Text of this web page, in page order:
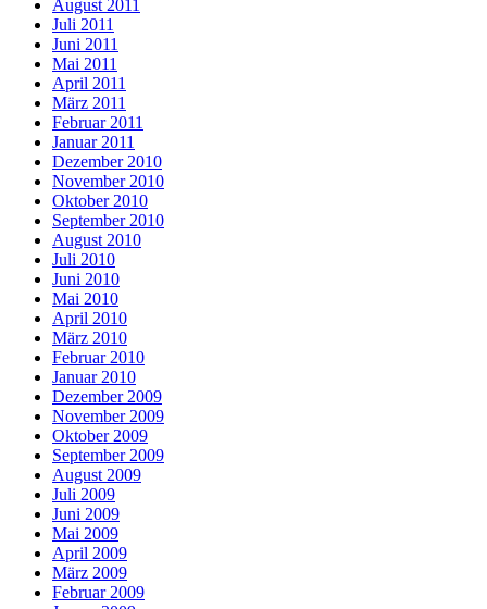
August 2011
Juli 2011
Juni 2011
Mai 2011
April 2011
März 2011
Februar 2011
Januar 2011
Dezember 2010
November 2010
Oktober 2010
September 2010
August 2010
Juli 2010
Juni 2010
Mai 2010
April 2010
März 2010
Februar 2010
Januar 2010
Dezember 2009
November 2009
Oktober 2009
September 2009
August 2009
Juli 2009
Juni 2009
Mai 2009
April 2009
März 2009
Februar 2009